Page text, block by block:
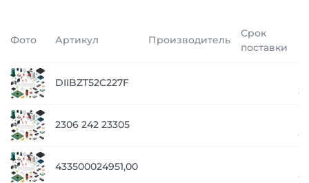
Фото Артикул Производитель
Срок
поставки
DIIBZT52C227F
2306 242 23305
433500024951,00